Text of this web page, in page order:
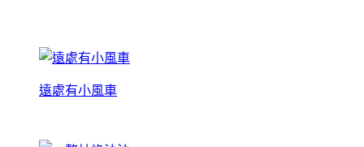
遠處有小風車